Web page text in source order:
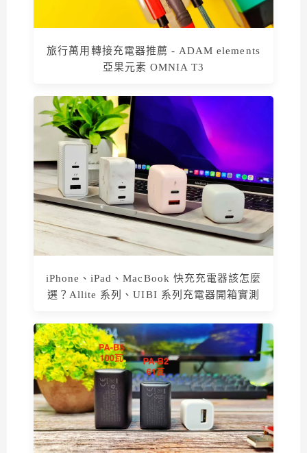
旅行萬用轉接充電器推薦 - ADAM elements
亞果元素 OMNIA T3
iPhone、iPad、MacBook 快充充電器該怎麼
選？Allite 系列、UIBI 系列充電器開箱實測